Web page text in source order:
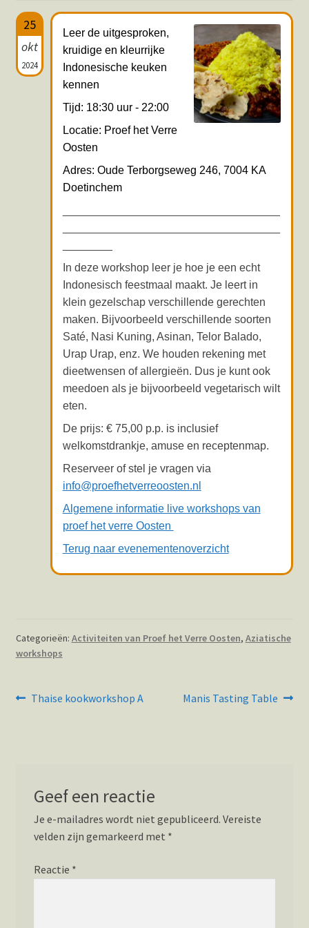
Hotspots en blogs
UIT-agenda
25
okt
2024
Leer de uitgesproken,
kruidige en kleurrijke
Indonesische keuken
kennen
Tijd: 18:30 uur - 22:00
Locatie: Proef het Verre
Oosten
Adres: Oude Terborgseweg 246, 7004 KA
Doetinchem
In deze workshop leer je hoe je een echt
Indonesisch feestmaal maakt. Je leert in
klein gezelschap verschillende gerechten
maken. Bijvoorbeeld verschillende soorten
Saté, Nasi Kuning, Asinan, Telor Balado,
Urap Urap, enz. We houden rekening met
dieetwensen of allergieën. Dus je kunt ook
meedoen als je bijvoorbeeld vegetarisch wilt
eten.
De prijs: € 75,00 p.p. is inclusief
welkomstdrankje, amuse en receptenmap.
Reserveer of stel je vragen via
info@proefhetverreoosten.nl
Algemene informatie live workshops van
proef het verre Oosten
Terug naar evenementenoverzicht
Categorieën: Activiteiten van Proef het Verre Oosten, Aziatische
workshops
Bericht
Vorig
Thaise kookworkshop A
Volgend
Manis Tasting Table
Geef een reactie
Je e-mailadres wordt niet gepubliceerd. Vereiste
velden zijn gemarkeerd met *
Reactie *